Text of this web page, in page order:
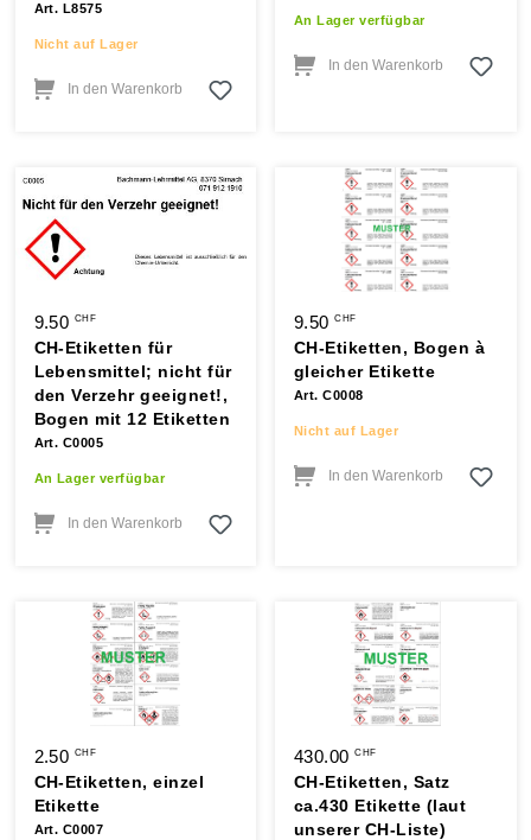
Art. L8575
Nicht auf Lager
In den Warenkorb
An Lager verfügbar
In den Warenkorb
9.50 CHF
CH-Etiketten für
Lebensmittel; nicht für
den Verzehr geeignet!,
Bogen mit 12 Etiketten
Art. C0005
An Lager verfügbar
In den Warenkorb
9.50CHF
CH-Etiketten, Bogen à
gleicher Etikette
Art. C0008
Nicht auf Lager
In den Warenkorb
2.50 CHF
CH-Etiketten, einzel
Etikette
Art. C0007
430.00CHF
CH-Etiketten, Satz
ca.430 Etikette (laut
unserer CH-Liste)